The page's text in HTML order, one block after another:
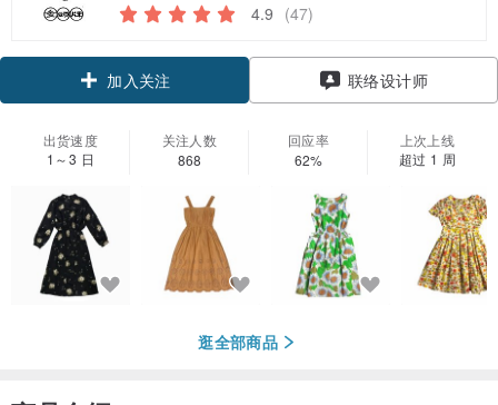
4.9 (47)
加入关注 联络设计师
出货速度
1～3 日
关注人数
868
回应率
62%
上次上线
超过 1 周
逛全部商品